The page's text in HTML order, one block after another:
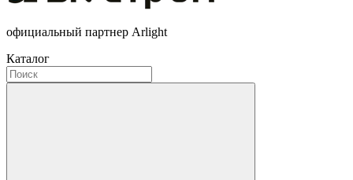
официальный партнер Arlight
Каталог